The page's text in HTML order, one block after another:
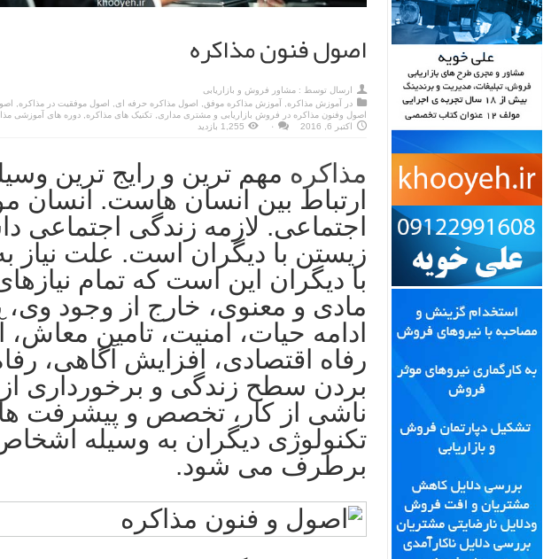
اصول فنون مذاکره
ارسال توسط : مشاور فروش و بازاریابی
در آموزش مذاکره آموزش مذاکره موفق اصول مذاکره حرفه ای اصول موفقیت در مذاکره
اصول وفنون مذاکره در فروش بازاریابی و مشتری مداری
تکنیک های مذاکره دوره های آموزشی
اکتبر 6, 2016
۰ 1,255 بازدید
مذاکره مهم ترین و رایج ترین
ارتباط بین انسان هاست.
اجتماعی. لازمه زندگی اجتماعی
زیستن با دیگران است. علت نیاز
با دیگران این است که تمام
مادی و معنوی، خارج از وجود وی،
ادامه حیات، امنیت، تامین
رفاه اقتصادی، افزایش آگاهی،
بردن سطح زندگی و برخورداری
ناشی از کار، تخصص و پیشرفت
تکنولوژی دیگران به وسیله
برطرف می شود.